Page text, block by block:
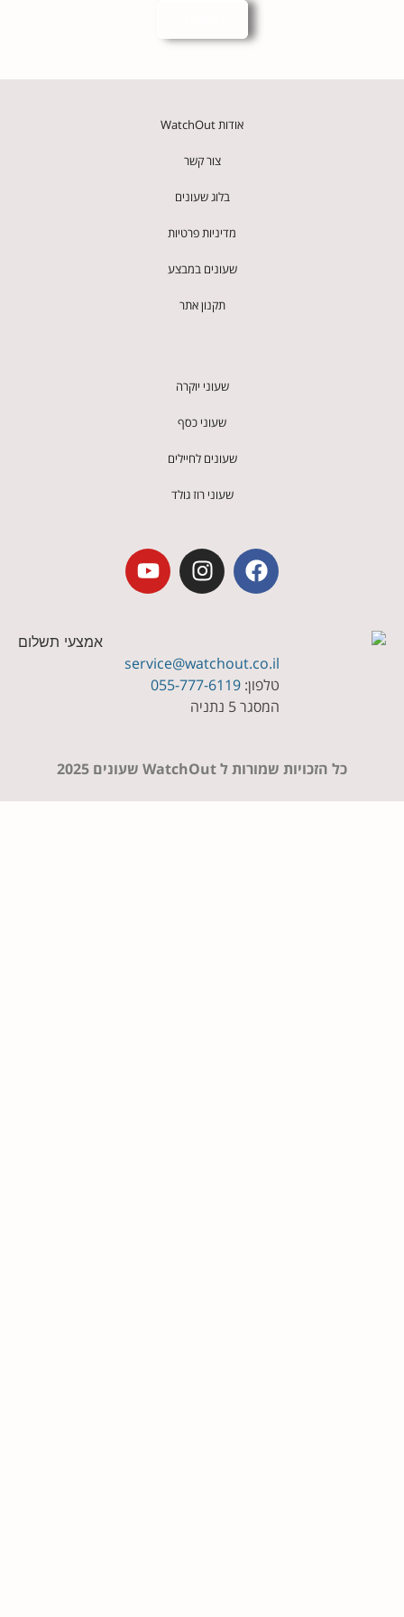
בלוג שעונים
מדיניות פרטיות
שעונים במבצע
שעוני יוקרה
שעוני כסף
שעונים לחיילים
שעוני רוז גולד
service@watchout.co.il
055-777-6119
כל הזכויות שמורות ל WatchOut שעונים 2025